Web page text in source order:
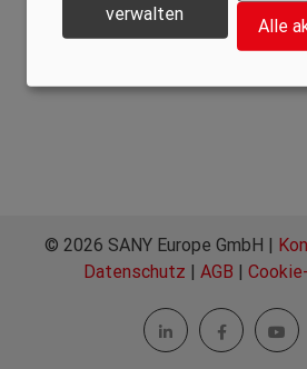
© 2026 SANY Europe GmbH |
Datenschutz | AGB |
verwalten
Alle